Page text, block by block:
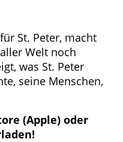
St. Peter, macht
Welt noch
was St. Peter
seine Menschen,
(Apple) oder